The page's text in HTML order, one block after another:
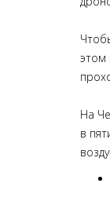
этом
На
в